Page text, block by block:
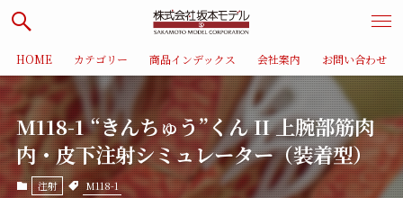
HOME カテゴリー 商品インデックス 会社案内 お問い合わせ
M118-1 “きんちゅう”くん II 上腕部筋肉
内・皮下注射シミュレーター（装着型）
注射 M118-1